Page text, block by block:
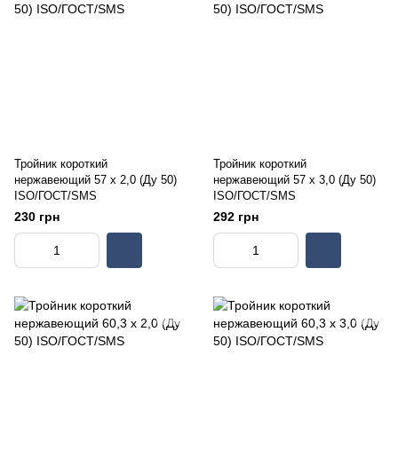
Тройник короткий
нержавеющий 57 х 2,0 (Ду 50)
ISO/ГОСТ/SMS
230 грн
Тройник короткий
нержавеющий 57 х 3,0 (Ду 50)
ISO/ГОСТ/SMS
292 грн